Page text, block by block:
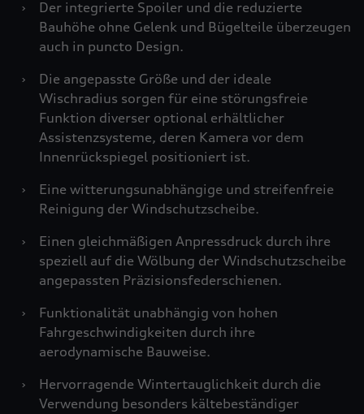
›
Der integrierte Spoiler und die reduzierte
Bauhöhe ohne Gelenk und Bügelteile überzeugen
auch in puncto Design.
›
Die angepasste Größe und der ideale
Wischradius sorgen für eine störungsfreie
Funktion diverser optional erhältlicher
Assistenzsysteme, deren Kamera vor dem
Innenrückspiegel positioniert ist.
›
Eine witterungsunabhängige und streifenfreie
Reinigung der Windschutzscheibe.
›
Einen gleichmäßigen Anpressdruck durch ihre
speziell auf die Wölbung der Windschutzscheibe
angepassten Präzisionsfederschienen.
›
Funktionalität unabhängig von hohen
Fahrgeschwindigkeiten durch ihre
aerodynamische Bauweise.
›
Hervorragende Wintertauglichkeit durch die
Verwendung besonders kältebeständiger